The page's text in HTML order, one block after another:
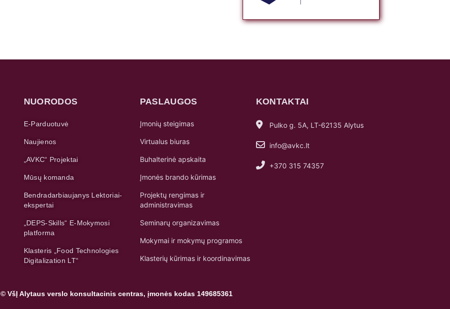
NUORODOS
E-Parduotuvė
Naujienos
„AVKC“ Projektai
Mūsų komanda
Bendradarbiaujanys Lektoriai-
ekspertai
„DEPS-Skills“ E-Mokymosi
platforma
Klasteris „Food Technologies
Digitalization LT“
PASLAUGOS
Įmonių steigimas
Virtualus biuras
Buhalterinė apskaita
Įmonės brando kūrimas
Projektų rengimas ir
administravimas
Seminarų organizavimas
Mokymai ir mokymų programos
Klasterių kūrimas ir koordinavimas
KONTAKTAI
Pulko g. 5A, LT-62135 Alytus
info@avkc.lt
+370 315 74357
© VšĮ Alytaus verslo konsultacinis centras, įmonės kodas 149685361